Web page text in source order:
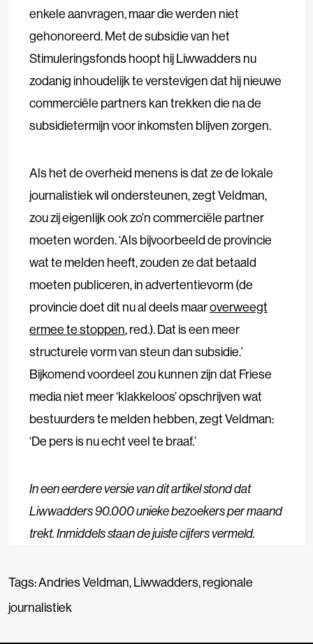
enkele aanvragen, maar die werden niet
gehonoreerd. Met de subsidie van het
Stimuleringsfonds hoopt hij Liwwadders nu
zodanig inhoudelijk te verstevigen dat hij nieuwe
commerciële partners kan trekken die na de
subsidietermijn voor inkomsten blijven zorgen.
Als het de overheid menens is dat ze de lokale
journalistiek wil ondersteunen, zegt Veldman,
zou zij eigenlijk ook zo’n commerciële partner
moeten worden. ‘Als bijvoorbeeld de provincie
wat te melden heeft, zouden ze dat betaald
moeten publiceren, in advertentievorm (de
provincie doet dit nu al deels maaroverweegt
ermee te stoppen, red.). Dat is een meer
structurele vorm van steun dan subsidie.’
Bijkomend voordeel zou kunnen zijn dat Friese
media niet meer ‘klakkeloos’ opschrijven wat
bestuurders te melden hebben, zegt Veldman:
‘De pers is nu echt veel te braaf.’
In een eerdere versie van dit artikel stond dat
Liwwadders 90.000 unieke bezoekers per maand
trekt. Inmiddels staan de juiste cijfers vermeld.
Tags:Andries Veldman,Liwwadders,regionale
journalistiek